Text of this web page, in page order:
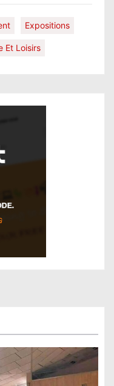
Expositions
Et Loisirs